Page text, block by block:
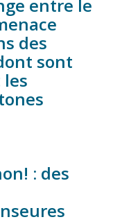
entre le
des
sont
: des